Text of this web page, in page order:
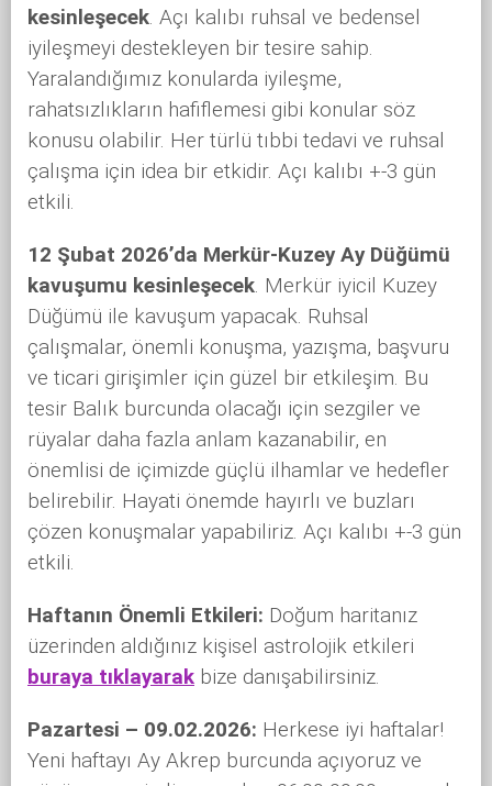
kesinleşecek. Açı kalıbı ruhsal ve bedensel
iyileşmeyi destekleyen bir tesire sahip.
Yaralandığımız konularda iyileşme,
rahatsızlıkların hafiflemesi gibi konular söz
konusu olabilir. Her türlü tıbbi tedavi ve ruhsal
çalışma için idea bir etkidir. Açı kalıbı +-3 gün
etkili.
12 Şubat 2026’da Merkür-Kuzey Ay Düğümü
kavuşumu kesinleşecek. Merkür iyicil Kuzey
Düğümü ile kavuşum yapacak. Ruhsal
çalışmalar, önemli konuşma, yazışma, başvuru
ve ticari girişimler için güzel bir etkileşim. Bu
tesir Balık burcunda olacağı için sezgiler ve
rüyalar daha fazla anlam kazanabilir, en
önemlisi de içimizde güçlü ilhamlar ve hedefler
belirebilir. Hayati önemde hayırlı ve buzları
çözen konuşmalar yapabiliriz. Açı kalıbı +-3 gün
etkili.
Haftanın Önemli Etkileri: Doğum haritanız
üzerinden aldığınız kişisel astrolojik etkileri
buraya tıklayarak bize danışabilirsiniz.
Pazartesi – 09.02.2026: Herkese iyi haftalar!
Yeni haftayı Ay Akrep burcunda açıyoruz ve